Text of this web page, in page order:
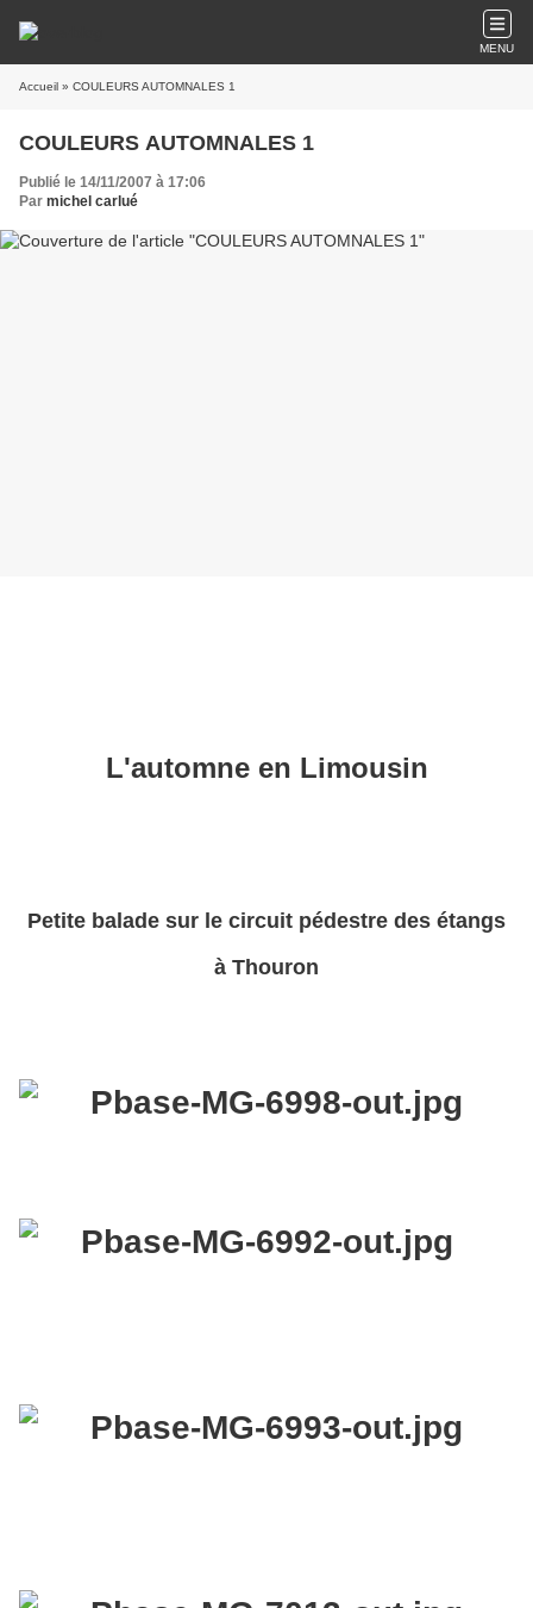
MENU
Accueil » COULEURS AUTOMNALES 1
COULEURS AUTOMNALES 1
Publié le 14/11/2007 à 17:06
Par michel carlué
L'automne en Limousin
Petite balade sur le circuit pédestre des étangs
à Thouron